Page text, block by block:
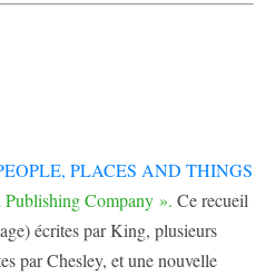
PLACES AND THINGS
Company ». Ce recueil
écrites par King, plusieurs
par Chesley, et une nouvelle